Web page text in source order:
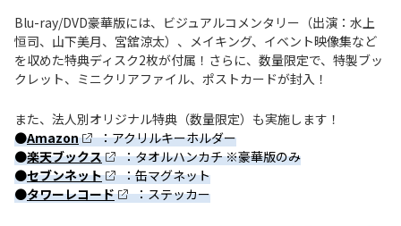
Blu-ray/DVD豪華版には、ビジュアルコメンタリー（出演：水上
恒司、山下美月、宮舘涼太）、メイキング、イベント映像集など
を収めた特典ディスク2枚が付属！さらに、数量限定で、特製ブッ
クレット、ミニクリアファイル、ポストカードが封入！
また、法人別オリジナル特典（数量限定）も実施します！
●Amazon
：アクリルキーホルダー
●楽天ブックス
：タオルハンカチ ※豪華版のみ
●セブンネット
：缶マグネット
●タワーレコード ：ステッカー